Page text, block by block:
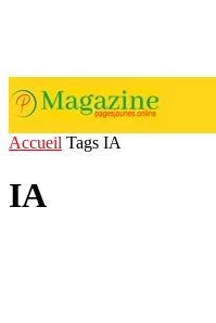
Accueil Tags IA
IA